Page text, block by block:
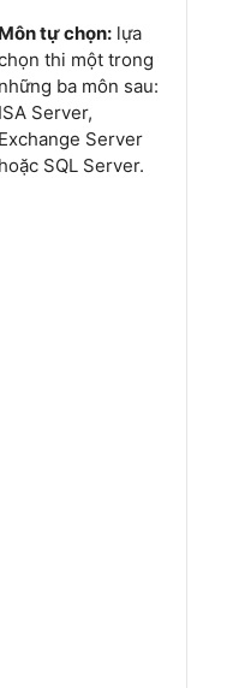
Môn tự chọn: lựa
thi một trong
những ba môn sau:
ISA Server,
Exchange Server
hoặc SQL Server.